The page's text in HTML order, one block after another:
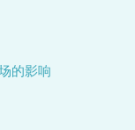
的影响